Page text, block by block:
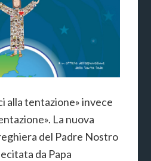
alla tentazione» invece
La nuova
del Padre Nostro
da Papa